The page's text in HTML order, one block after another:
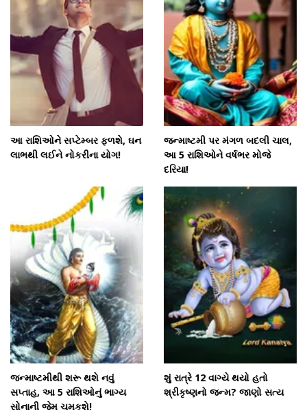
આ રાશિઓને સપ્ટેમ્બર ફળશે, ઘન
લાભથી લઈને નોકરીના યોગ!
જન્માષ્ટમી પર મંગળ બદલી ચાલ,
આ 5 રાશિઓને વર્ષભર મોજે
દરિયા!
જન્માષ્ટમીથી શરૂ થશે નવું
સપ્તાહ, આ 5 રાશિઓનું ભાગ્ય
સોનાની જેમ ચમકશે!
શું રાત્રે 12 વાગ્યે થયો હતો
શ્રીકૃષ્ણનો જન્મ? જાણો સત્ય